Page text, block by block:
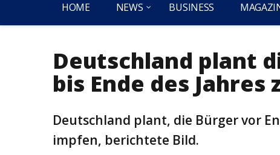
HOME NEWS BUSINESS
Deutschland plant
bis Ende des Jahres
Deutschland plant, die Bürger vor
impfen, berichtete Bild.